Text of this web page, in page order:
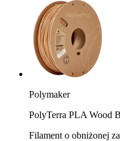
Polymaker
PolyTerra PLA Wood
Filament o obniżonej